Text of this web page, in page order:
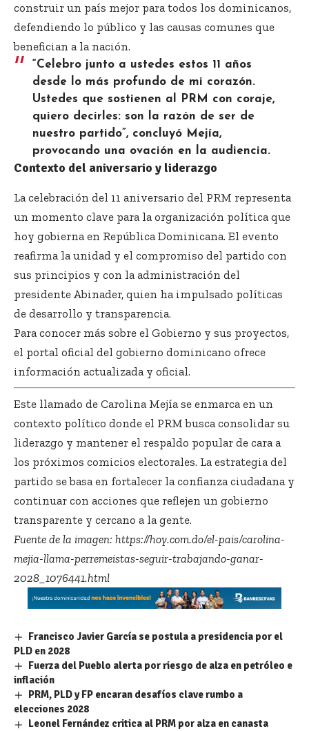
construir un país mejor para todos los dominicanos,
defendiendo lo público y las causas comunes que
benefician a la nación.
“Celebro junto a ustedes estos 11 años
desde lo más profundo de mi corazón.
Ustedes que sostienen al PRM con coraje,
quiero decirles: son la razón de ser de
nuestro partido”, concluyó Mejía,
provocando una ovación en la audiencia.
Contexto del aniversario y liderazgo
La celebración del 11 aniversario del PRM representa
un momento clave para la organización política que
hoy gobierna en República Dominicana. El evento
reafirma la unidad y el compromiso del partido con
sus principios y con la administración del
presidente Abinader, quien ha impulsado políticas
de desarrollo y transparencia.
Para conocer más sobre el Gobierno y sus proyectos,
el portal oficial del gobierno dominicano ofrece
información actualizada y oficial.
Este llamado de Carolina Mejía se enmarca en un
contexto político donde el PRM busca consolidar su
liderazgo y mantener el respaldo popular de cara a
los próximos comicios electorales. La estrategia del
partido se basa en fortalecer la confianza ciudadana y
continuar con acciones que reflejen un gobierno
transparente y cercano a la gente.
Fuente de la imagen: https://hoy.com.do/el-pais/carolina-
mejia-llama-perremeistas-seguir-trabajando-ganar-
2028_1076441.html
Francisco Javier García se postula a presidencia por el
PLD en 2028
Fuerza del Pueblo alerta por riesgo de alza en petróleo e
inflación
PRM, PLD y FP encaran desafíos clave rumbo a
elecciones 2028
Leonel Fernández critica al PRM por alza en canasta